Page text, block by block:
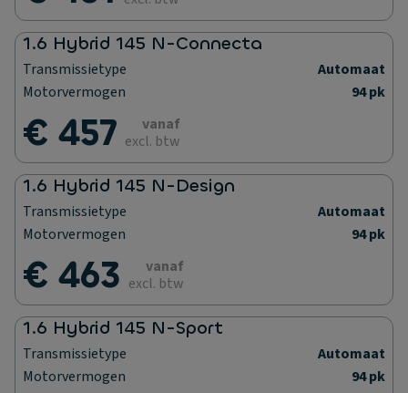
1.6 Hybrid 145 N-Connecta
Transmissietype
Automaat
Motorvermogen
94 pk
€ 457
vanaf
excl. btw
1.6 Hybrid 145 N-Design
Transmissietype
Automaat
Motorvermogen
94 pk
€ 463
vanaf
excl. btw
1.6 Hybrid 145 N-Sport
Transmissietype
Automaat
Motorvermogen
94 pk